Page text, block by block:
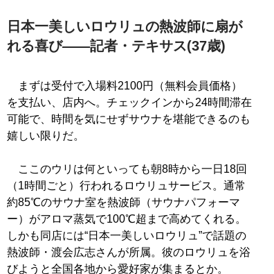
日本一美しいロウリュの熱波師に扇が
れる喜び――記者・テキサス(37歳)
まずは受付で入場料2100円（無料会員価格）
を支払い、店内へ。チェックインから24時間滞在
可能で、時間を気にせずサウナを堪能できるのも
嬉しい限りだ。
ここのウリは何といっても朝8時から一日18回
（1時間ごと）行われるロウリュサービス。通常
約85℃のサウナ室を熱波師（サウナパフォーマ
ー）がアロマ蒸気で100℃超まで高めてくれる。
しかも同店には“日本一美しいロウリュ”で話題の
熱波師・渡会広志さんが所属。彼のロウリュを浴
びようと全国各地から愛好家が集まるとか。